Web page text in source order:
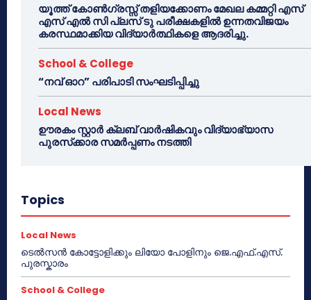
യൂത്ത് കോൺഗ്രസ്സ് തളിയക്കോണം മേഖല കമ്മറ്റി എസ്
എസ് എൽ സി പ്ലസ് ടു പരീക്ഷകളിൽ ഉന്നതവിജയം
കരസ്ഥമാക്കിയ വിദ്യാർത്ഥികളെ ആദരിച്ചു.
School & College
“നവ് ഓറ” പരിപാടി സംഘടിപ്പിച്ചു
Local News
ഊരകം സ്റ്റാർ ക്ലബ് വാർഷികവും വിദ്യാഭ്യാസ
പുരസ്‌ക്കാര സമർപ്പണം നടത്തി
Topics
Local News
ടെൽസൻ കോട്ടോളിക്കും ലിയോ പോളിനും ജെ.എഫ്.എസ്.
പുരസ്കാരം
School & College